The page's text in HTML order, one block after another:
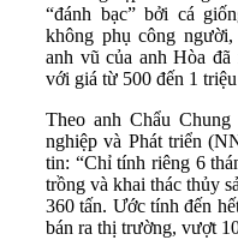
“đánh bạc” bởi cá
không phụ công
anh vũ của anh Hòa
với giá từ 500 đến 1
Theo anh Chẩu
nghiệp và Phát triển
tin: “Chỉ tính riêng 6
trồng và khai thác thủy
360 tấn. Ước tính đến
bán ra thị trường, vượt